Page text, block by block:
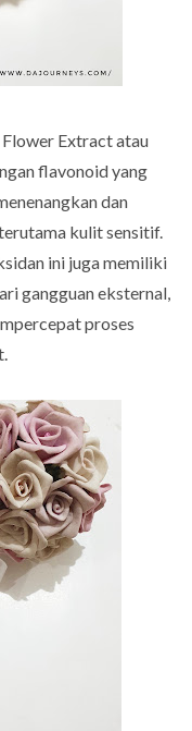
Extract atau
flavonoid yang
dan
kulit sensitif.
ini juga memiliki
gangguan eksternal,
proses